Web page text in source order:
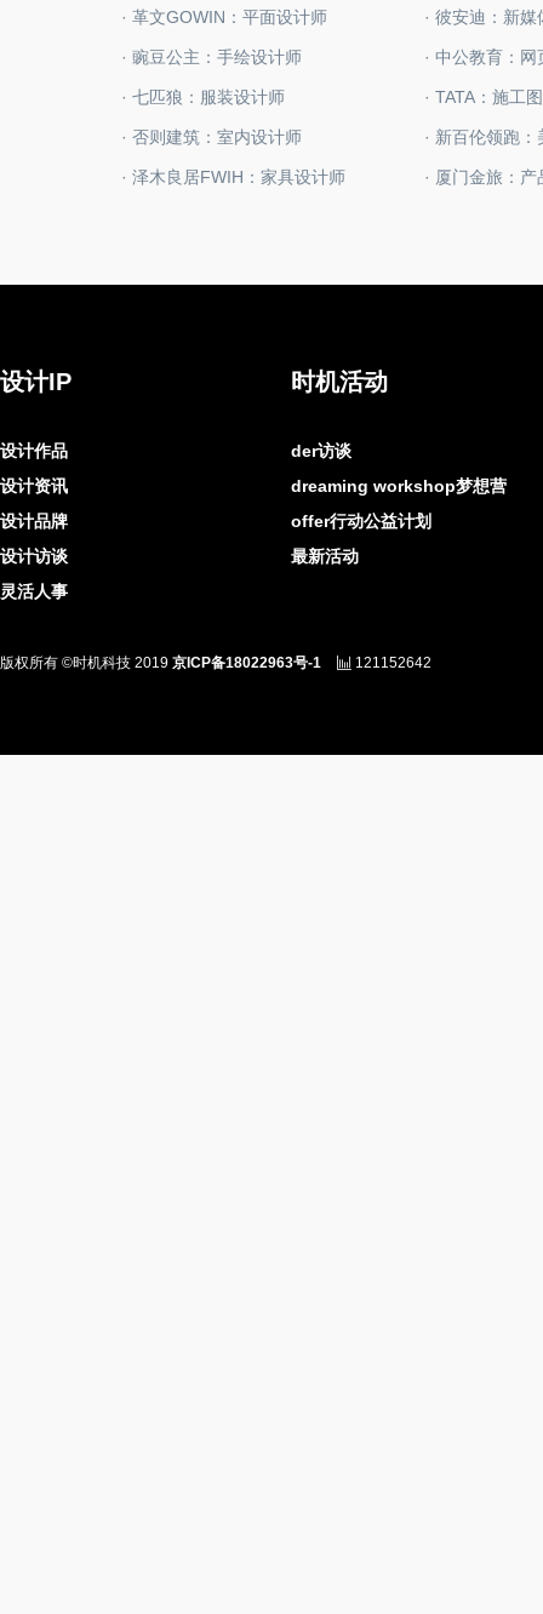
· 革文GOWIN：平面设计师 · 彼安迪：新媒
· 豌豆公主：手绘设计师 · 中公教育：网
· 七匹狼：服装设计师 · TATA：施工
· 否则建筑：室内设计师 · 新百伦领跑：
· 泽木良居FWIH：家具设计师 · 厦门金旅：
设计IP
设计作品
设计资讯
设计品牌
设计访谈
灵活人事
时机活动
der访谈
dreaming workshop梦想营
offer行动公益计划
最新活动
版权所有 ©时机科技 2019 京ICP备18022963号-1 121152642